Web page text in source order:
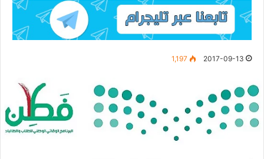
2017-09-13
1,197